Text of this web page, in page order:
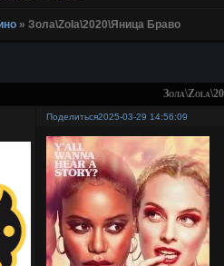
»Зола\Zola\2020\Яница Браво
Поделиться2025-03-29 14:56:09